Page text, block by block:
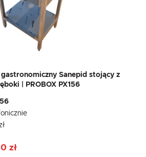
Sanepid stojący z
| PROBOX PX156
zł